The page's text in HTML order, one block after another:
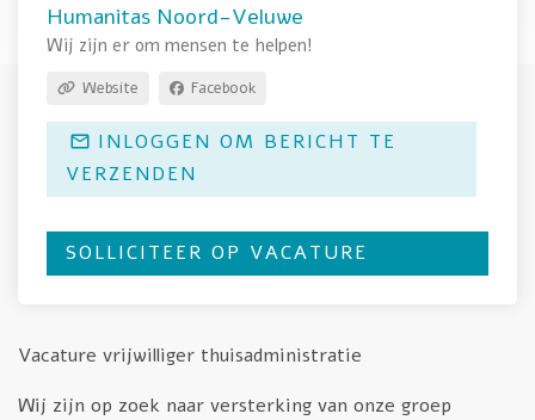
Humanitas Noord-Veluwe
Wij zijn er om mensen te helpen!
Website Facebook
INLOGGEN OM BERICHT TE
VERZENDEN
SOLLICITEER OP VACATURE
Vacature vrijwilliger thuisadministratie
Wij zijn op zoek naar versterking van onze groep